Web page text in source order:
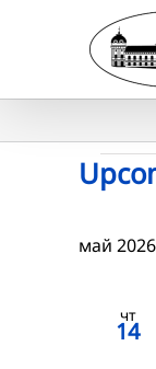
date.
май 2026
чт
14